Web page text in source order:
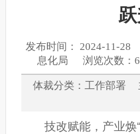
发布时间： 2024-11-
息化局 浏览次数：
体裁分类：工作部署
技改赋能，产业焕“